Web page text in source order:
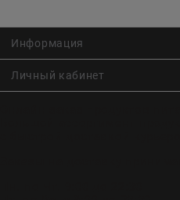
Информация
Личный кабинет